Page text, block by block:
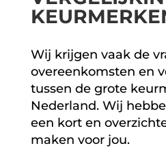
Wij krijgen vaak de
overeenkomsten en
tussen de grote
Nederland. Wij
een kort en
maken voor jou.